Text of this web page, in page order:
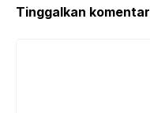
k
Tinggalkan komentar